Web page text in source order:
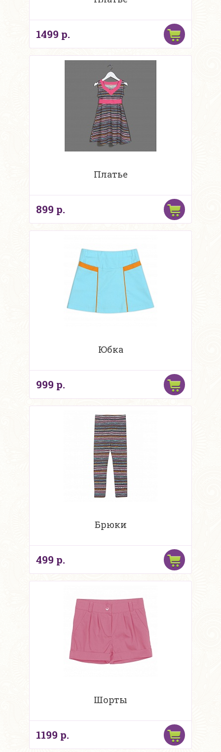
1499 р.
Платье
899 р.
Юбка
999 р.
Брюки
499 р.
Шорты
1199 р.